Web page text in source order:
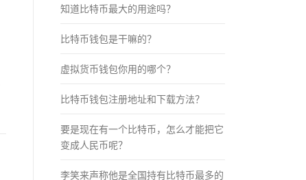
知道比特币最大的用途吗？
比特币钱包是干嘛的？
虚拟货币钱包你用的哪个？
比特币钱包注册地址和下载方法？
要是现在有一个比特币，怎么才能把它
变成人民币呢？
李笑来声称他是全国持有比特币最多的